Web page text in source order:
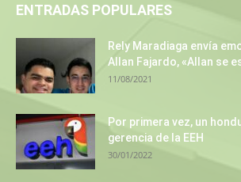
ENTRADAS POPULARES
Rely Maradiaga envía
Allan Fajardo, «Allan se
11/08/2021
Por primera vez, un
gerencia de la EEH
30/01/2022